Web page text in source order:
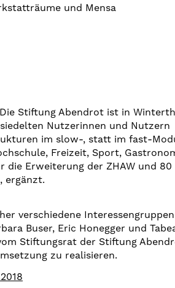
und Mensa
Stiftung Abendrot ist in
Nutzerinnen und Nutzern
im slow-, statt im fast-
Freizeit, Sport,
die Erweiterung der ZHAW und 80
ergänzt.
verschiedene Interessengruppen
Buser, Eric Honegger und
Stiftungsrat der Stiftung
zu realisieren.